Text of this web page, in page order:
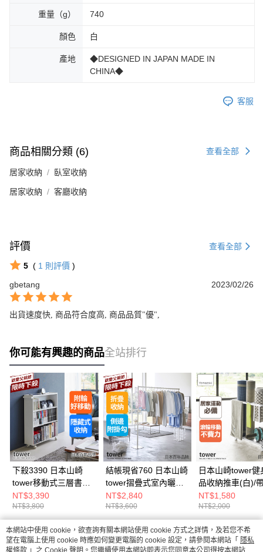
重量（g） 740
顏色 白
產地
◆DESIGNED IN JAPAN MADE IN
CHINA◆
客服
商品相關分類 (6) 查看全部
居家收納 臥室收納
居家收納 客廳收納
評價 查看全部
5 ( 1 則評價 )
gbetang
2023/02/26
出貨速度快, 商品符合度高, 商品品質"優",
你可能有興趣的商品全站排行
下殺3390 日本山崎
tower移動式三層書架
(白)/移動式書架/書架/
多功能書架
NT$3,390
NT$3,800
結帳現省760 日本山崎
tower摺疊式室內曬衣
架(白)/掛衣架/室內曬
衣架/居家用品
NT$2,840
NT$3,600
日本山崎tower健
品收納推車(白)/
推車/推車/運動用
納
NT$1,580
NT$2,000
熱門標籤
本網站中使用 cookie，欲查詢有關本網站使用 cookie 方式之詳情，及若您不希
望在電腦上使用 cookie 時應如何變更電腦的 cookie 設定，請參閱本網站「 隱私
權條款 」之 Cookie 聲明。您繼續使用本網站即表示您同意本公司得按本網站使